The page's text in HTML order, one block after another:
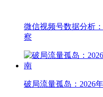
微信视频号数据分析
察
破局流量孤岛：2026